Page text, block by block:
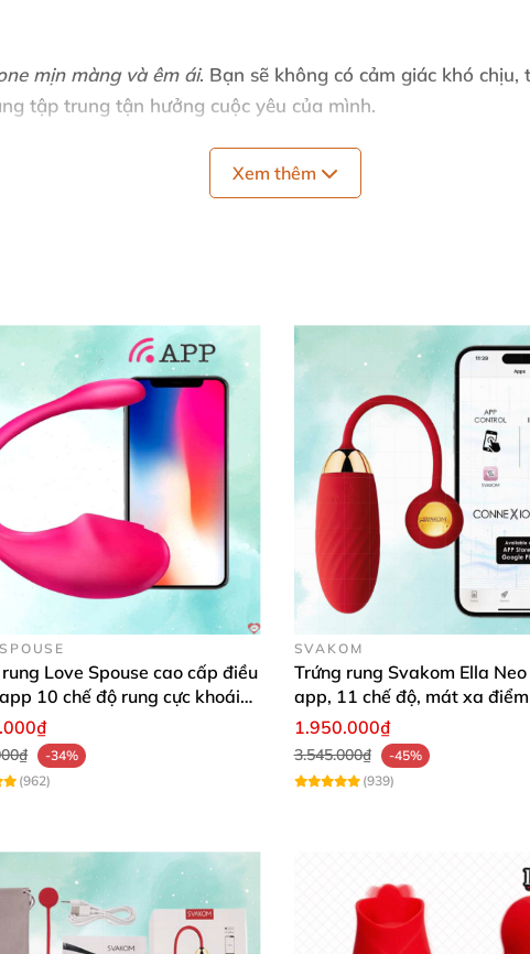
mịn màng và êm ái. Bạn sẽ không có cảm giác khó chịu,
tập trung tận hưởng cuộc yêu của mình.
toàntuyệt đối , không gây kích ứng da vùng nhạy cảm .
Xem thêm
Love Spouse cao cấp điều
10 chế độ rung cực khoái
-34%
(962)
SVAKOM
Trứng rung Svakom Ella
app, 11 chế độ, mát xa điểm
1.950.000₫
3.545.000₫
-45%
(939)